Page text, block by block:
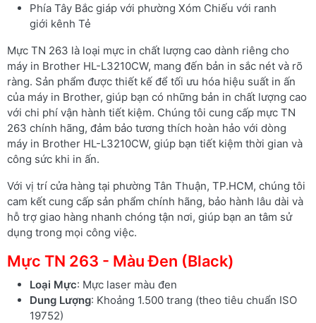
Phía Tây Bắc giáp với phường Xóm Chiếu với ranh
giới kênh Tẻ
Mực TN 263 là loại mực in chất lượng cao dành riêng cho
máy in Brother HL-L3210CW, mang đến bản in sắc nét và rõ
ràng. Sản phẩm được thiết kế để tối ưu hóa hiệu suất in ấn
của máy in Brother, giúp bạn có những bản in chất lượng cao
với chi phí vận hành tiết kiệm. Chúng tôi cung cấp mực TN
263 chính hãng, đảm bảo tương thích hoàn hảo với dòng
máy in Brother HL-L3210CW, giúp bạn tiết kiệm thời gian và
công sức khi in ấn.
Với vị trí cửa hàng tại phường Tân Thuận, TP.HCM, chúng tôi
cam kết cung cấp sản phẩm chính hãng, bảo hành lâu dài và
hỗ trợ giao hàng nhanh chóng tận nơi, giúp bạn an tâm sử
dụng trong mọi công việc.
Mực TN 263 - Màu Đen (Black)
Loại Mực: Mực laser màu đen
Dung Lượng: Khoảng 1.500 trang (theo tiêu chuẩn ISO
19752)